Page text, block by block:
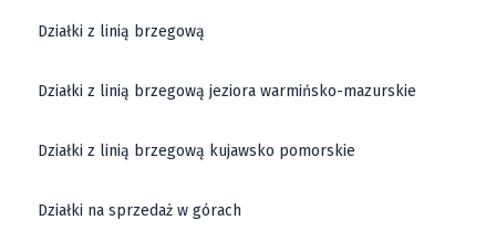
Działki z linią brzegową
Działki z linią brzegową jeziora warmińsko-mazurskie
Działki z linią brzegową kujawsko pomorskie
Działki na sprzedaż w górach